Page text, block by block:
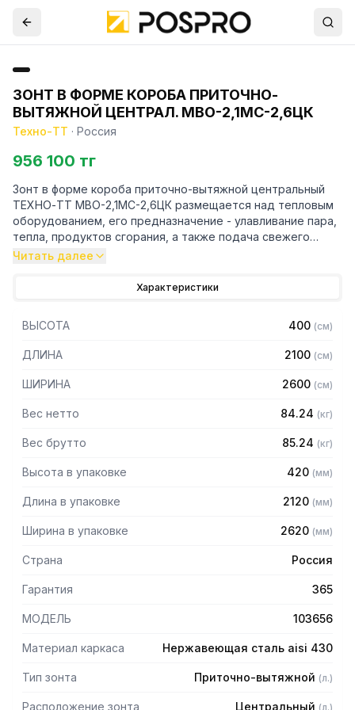
ЗОНТ В ФОРМЕ КОРОБА ПРИТОЧНО-
ВЫТЯЖНОЙ ЦЕНТРАЛ. МВО-2,1МС-2,6ЦК
Техно-ТТ · Россия
956 100 тг
Зонт в форме короба приточно-вытяжной центральный
ТЕХНО-ТТ МВО-2,1МС-2,6ЦК размещается над тепловым
оборудованием, его предназначение - улавливание пара,
тепла, продуктов сгорания, а также подача свежего
воздуха, что благоприятно сказывается на микроклимате
предметах мебели и кухонной утвари. Поэтому это
оборудование формирует микроклимат в помещении и
защищает сотрудников горячего цеха.
— Бескаркасный
0,8мм
— Поставляется в собранном виде
Читать далее
Характеристики
ВЫСОТА 400 (см)
ДЛИНА 2100 (см)
ШИРИНА 2600 (см)
Вес нетто 84.24 (кг)
Вес брутто 85.24 (кг)
Высота в упаковке 420 (мм)
Длина в упаковке 2120 (мм)
Ширина в упаковке 2620 (мм)
Страна Россия
Гарантия 365
МОДЕЛЬ 103656
Материал каркаса Нержавеющая сталь aisi 430
Тип зонта Приточно-вытяжной (л.)
Расположение зонта Центральный (л.)